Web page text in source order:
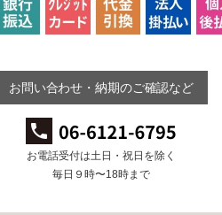
お問い合わせ・納期のご確認など
お電話受付は土日・祝日を除く
毎日９時〜18時まで